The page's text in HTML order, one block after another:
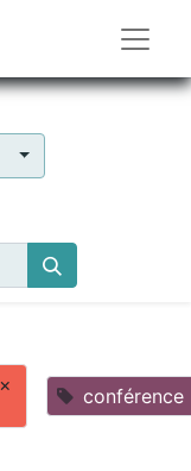
× conférence